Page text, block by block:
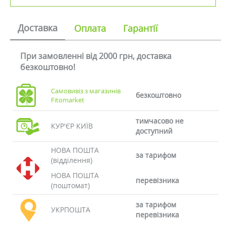
Доставка Оплата Гарантії
При замовленні від 2000 грн, доставка
безкоштовно!
Самовивіз з магазинів
Fitomarket
безкоштовно
КУР'ЄР КИЇВ
тимчасово не
доступний
НОВА ПОШТА
(відділення)
за тарифом
НОВА ПОШТА
(поштомат)
перевізника
УКРПОШТА
за тарифом
перевізника